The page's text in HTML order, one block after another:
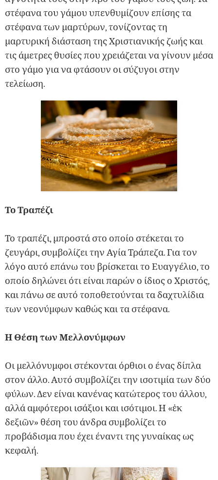
στέφανα του γάμου υπενθυμίζουν επίσης τα
στέφανα των μαρτύρων, τονίζοντας τη
μαρτυρική διάσταση της Χριστιανικής ζωής και
τις άμετρες θυσίες που χρειάζεται να γίνουν μέσα
στο γάμο για να φτάσουν οι σύζυγοι στην
τελείωση.
Το Τραπέζι
Το τραπέζι, μπροστά στο οποίο στέκεται το
ζευγάρι, συμβολίζει την Αγία Τράπεζα. Για τον
λόγο αυτό επάνω του βρίσκεται το Ευαγγέλιο, το
οποίο δηλώνει ότι είναι παρών ο ίδιος ο Χριστός,
και πάνω σε αυτό τοποθετούνται τα δαχτυλίδια
των νεονύμφων καθώς και τα στέφανα.
Η Θέση των Μελλονύμφων
Οι μελλόνυμφοι στέκονται όρθιοι ο ένας δίπλα
στον άλλο. Αυτό συμβολίζει την ισοτιμία των δύο
φύλων. Δεν είναι κανένας κατώτερος του άλλου,
αλλά αμφότεροι ισάξιοι και ισότιμοι. Η «ἐκ
δεξιῶν» θέση του άνδρα συμβολίζει το
προβάδισμα που έχει έναντι της γυναίκας ως
κεφαλή.